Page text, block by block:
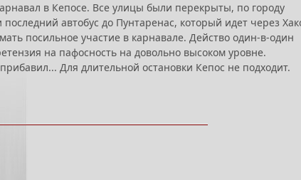
в Кепосе. Все улицы были перекрыты, по городу
автобус до Пунтаренас, который идет через
посильное участие в карнавале. Действо один-в-один
на пафосность на довольно высоком уровне.
Для длительной остановки Кепос не подходит.